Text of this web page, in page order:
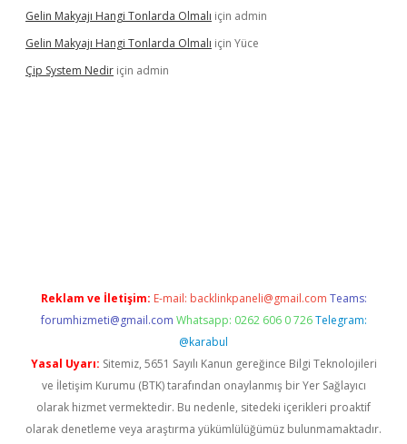
Gelin Makyajı Hangi Tonlarda Olmalı için admin
Gelin Makyajı Hangi Tonlarda Olmalı için Yüce
Çip System Nedir için admin
Reklam ve İletişim: E-mail: backlinkpaneli@gmail.com Teams:
forumhizmeti@gmail.com Whatsapp: 0262 606 0 726 Telegram:
@karabul
Yasal Uyarı: Sitemiz, 5651 Sayılı Kanun gereğince Bilgi Teknolojileri
ve İletişim Kurumu (BTK) tarafından onaylanmış bir Yer Sağlayıcı
olarak hizmet vermektedir. Bu nedenle, sitedeki içerikleri proaktif
olarak denetleme veya araştırma yükümlülüğümüz bulunmamaktadır.